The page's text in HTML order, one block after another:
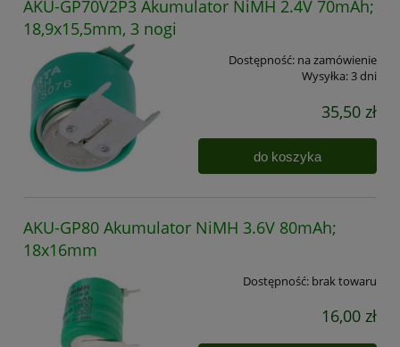
AKU-GP70V2P3 Akumulator NiMH 2.4V 70mAh;
18,9x15,5mm, 3 nogi
Dostępność: na zamówienie
Wysyłka:3 dni
35,50 zł
do koszyka
AKU-GP80 Akumulator NiMH 3.6V 80mAh;
18x16mm
Dostępność: brak towaru
16,00 zł